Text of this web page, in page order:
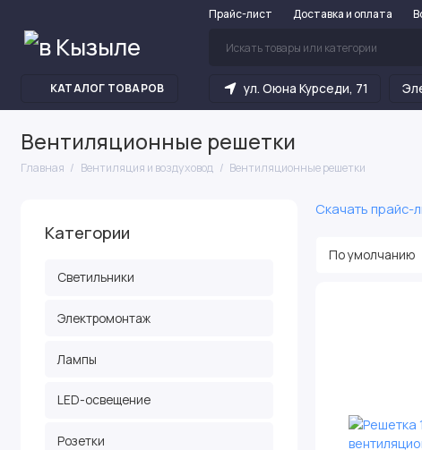
Прайс-лист Доставка и оплата
КАТАЛОГ ТОВАРОВ ул. Оюна Курседи, 71
Вентиляционные решетки
Главная Вентиляция и воздуховод Вентиляционные решетки
Категории
Светильники
Электромонтаж
Лампы
LED-освещение
Розетки
Скачать прайс-